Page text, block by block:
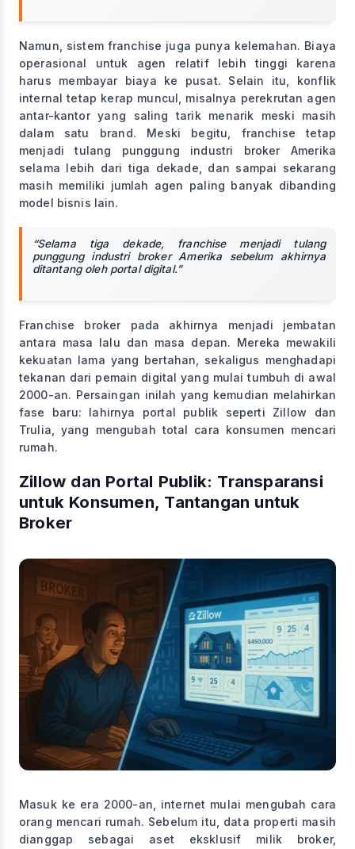
Namun, sistem franchise juga punya kelemahan. Biaya
operasional untuk agen relatif lebih tinggi karena
harus membayar biaya ke pusat. Selain itu, konflik
internal tetap kerap muncul, misalnya perekrutan agen
antar-kantor yang saling tarik menarik meski masih
dalam satu brand. Meski begitu, franchise tetap
menjadi tulang punggung industri broker Amerika
selama lebih dari tiga dekade, dan sampai sekarang
masih memiliki jumlah agen paling banyak dibanding
model bisnis lain.
“Selama tiga dekade, franchise menjadi tulang
punggung industri broker Amerika sebelum akhirnya
ditantang oleh portal digital.”
Franchise broker pada akhirnya menjadi jembatan
antara masa lalu dan masa depan. Mereka mewakili
kekuatan lama yang bertahan, sekaligus menghadapi
tekanan dari pemain digital yang mulai tumbuh di awal
2000-an. Persaingan inilah yang kemudian melahirkan
fase baru: lahirnya portal publik seperti Zillow dan
Trulia, yang mengubah total cara konsumen mencari
rumah.
Zillow dan Portal Publik: Transparansi
untuk Konsumen, Tantangan untuk
Broker
Masuk ke era 2000-an, internet mulai mengubah cara
orang mencari rumah. Sebelum itu, data properti masih
dianggap sebagai aset eksklusif milik broker,